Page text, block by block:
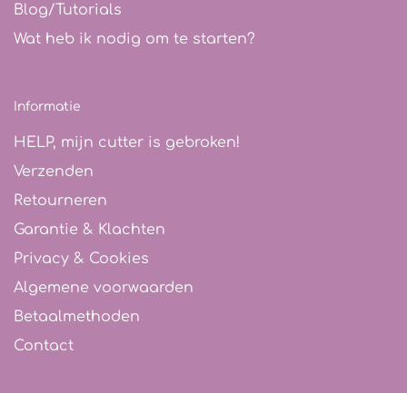
Blog/Tutorials
Wat heb ik nodig om te starten?
Informatie
HELP, mijn cutter is gebroken!
Verzenden
Retourneren
Garantie & Klachten
Privacy & Cookies
Algemene voorwaarden
Betaalmethoden
Contact